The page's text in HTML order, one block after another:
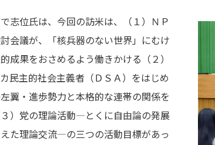
志位氏は、今回の訪米は、（１）ＮＰ
会議が、「核兵器のない世界」にむけ
成果をおさめるよう働きかける（２）
民主的社会主義者（ＤＳＡ）をはじめ
翼・進歩勢力と本格的な連帯の関係を
）党の理論活動―とくに自由論の発展
た理論交流―の三つの活動目標があっ